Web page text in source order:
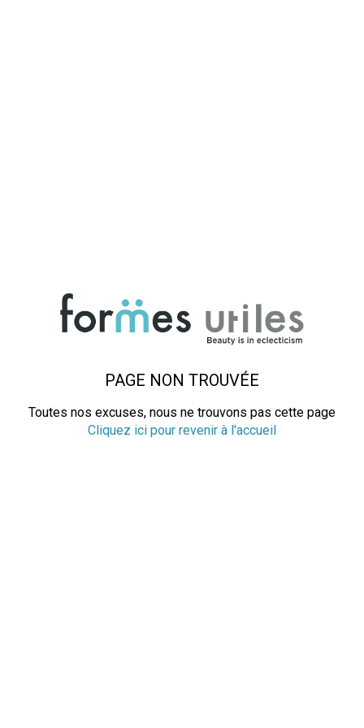
PAGE NON TROUVÉE
Toutes nos excuses, nous ne trouvons pas cette page
Cliquez ici pour revenir à l'accueil